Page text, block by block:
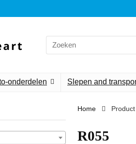
Search
for:
onderdelen Slepen and
Home
‎R055